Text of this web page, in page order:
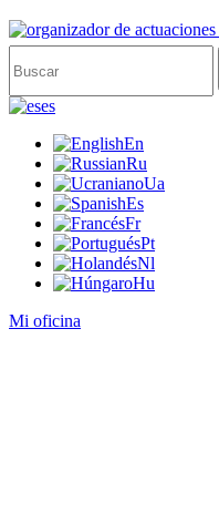
es
En
Ru
Ua
Es
Fr
Pt
Nl
Hu
Mi oficina